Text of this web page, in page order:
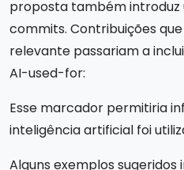
proposta também introduz
commits. Contribuições
relevante passariam a
AI-used-for:
Esse marcador permitiria
inteligência artificial foi
Alguns exemplos sugeridos